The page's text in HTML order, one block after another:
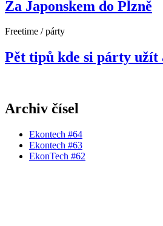
Za Japonskem do Plzně
Freetime / párty
Pět tipů kde si párty užít
Archiv čísel
Ekontech #64
Ekontech #63
EkonTech #62